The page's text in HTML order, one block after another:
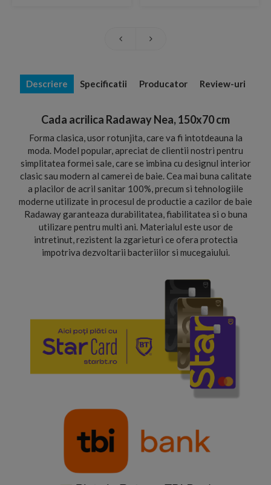
Descriere Specificatii Producator Review-uri
Cada acrilica Radaway Nea, 150x70 cm
Forma clasica, usor rotunjita, care va fi intotdeauna la
moda. Model popular, apreciat de clientii nostri pentru
simplitatea formei sale, care se imbina cu designul interior
clasic sau modern al camerei de baie. Cea mai buna calitate
a placilor de acril sanitar 100%, precum si tehnologiile
moderne utilizate in procesul de productie a cazilor de baie
Radaway garanteaza durabilitatea, fiabilitatea si o buna
utilizare pentru multi ani. Materialul este usor de
intretinut, rezistent la zgarieturi ce ofera protectia
impotriva dezvoltarii bacteriilor si mucegaiului.